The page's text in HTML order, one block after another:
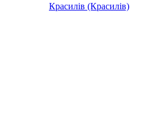
Красилів (Красилів)